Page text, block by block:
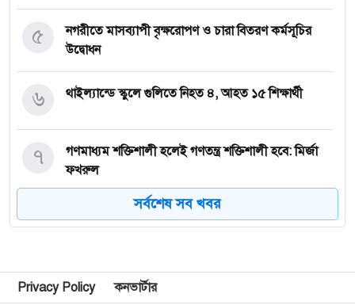
নগরীতে মাসব্যাপী বৃক্ষরোপণ ও চারা বিতরণ কর্মসূচির
উদ্বোধন
৫
থাইল্যান্ডে স্কুলে গুলিতে নিহত ৪, আহত ১৫ শিক্ষার্থী
৬
গণমাধ্যম শক্তিশালী হলেই গণতন্ত্র শক্তিশালী হবে: মির্জা
ফখরুল
৭
পুরো উপসাগরীয় অঞ্চলকে ‘অন্ধকারে ডুবিয়ে’ দেওয়ার
৮
বিটিভির নতুন মহাপরিচালক কাজী জেসিন
৯
সর্বশেষ সব খবর
Privacy Policy কনভার্টার